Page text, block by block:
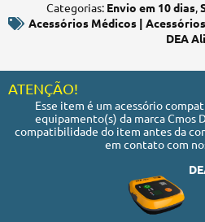
Categorias: Envio em 10 dias,
Acessórios Médicos |
DEA
ATENÇÃO!
Esse item é um acessório
equipamento(s) da marca Cmos
compatibilidade do item antes da
em contato com